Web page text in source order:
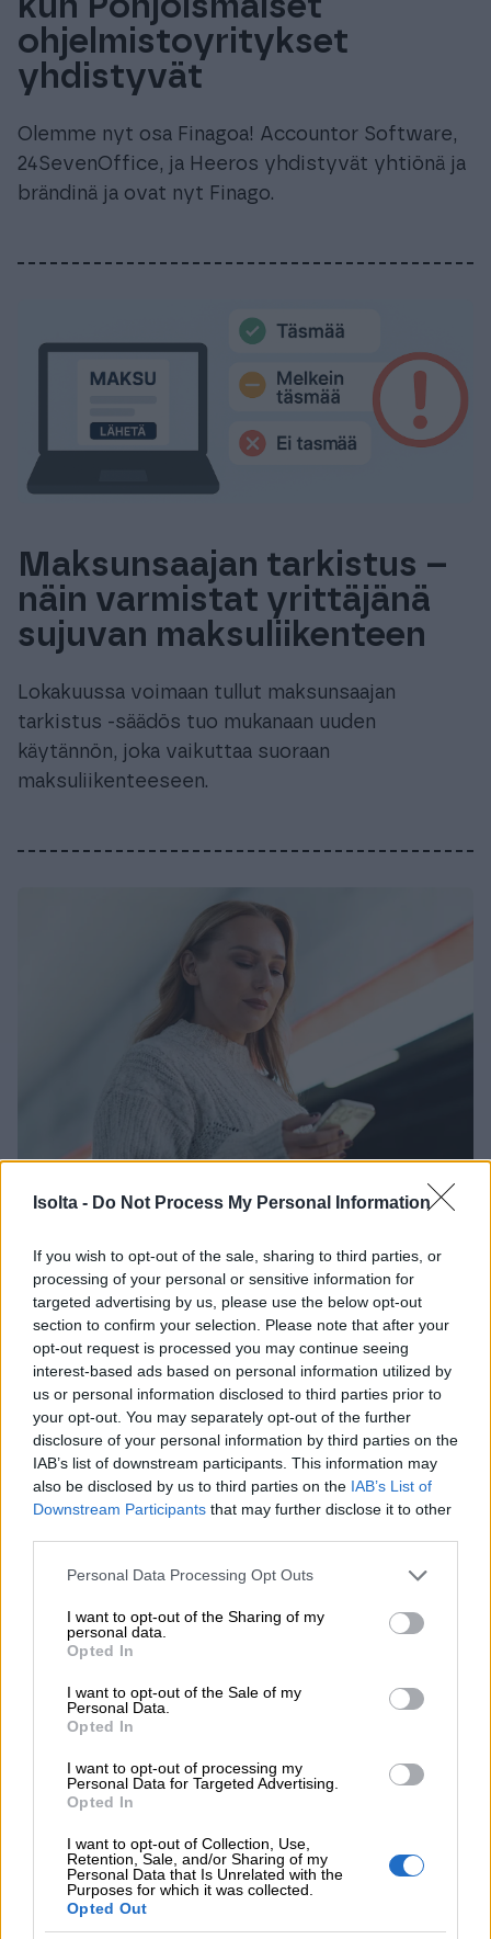
Isolta - Do Not Process My Personal Information
If you wish to opt-out of the sale, sharing to third parties, or
processing of your personal or sensitive information for
targeted advertising by us, please use the below opt-out
section to confirm your selection. Please note that after your
opt-out request is processed you may continue seeing
interest-based ads based on personal information utilized by
us or personal information disclosed to third parties prior to
your opt-out. You may separately opt-out of the further
disclosure of your personal information by third parties on the
IAB’s list of downstream participants. This information may
also be disclosed by us to third parties on the IAB’s List of
Downstream Participants that may further disclose it to other
Please note that this website/app uses one or more Google
not limited to your visit or usage behaviour. You may click to
grant or deny consent to Google and its third-party tags to
use your data for below specified purposes in below Google
consent section.
Personal Data Processing Opt Outs
I want to opt-out of the Sharing of my
personal data.
Opted In
I want to opt-out of the Sale of my
Personal Data.
Opted In
I want to opt-out of processing my
Personal Data for Targeted Advertising.
Opted In
I want to opt-out of Collection, Use,
Retention, Sale, and/or Sharing of my
Personal Data that Is Unrelated with the
Purposes for which it was collected.
Opted Out
ohjelmistoyritykset
yhdistyvät
Olemme nyt osa Finagoa! Accountor Software,
24SevenOffice, ja Heeros yhdistyvät yhtiönä ja
brändinä ja ovat nyt Finago.
Maksunsaajan tarkistus –
näin varmistat yrittäjänä
sujuvan maksuliikenteen
Lokakuussa voimaan tullut maksunsaajan
tarkistus -säädös tuo mukanaan uuden
käytännön, joka vaikuttaa suoraan
maksuliikenteeseen.
Tietoturva Finago
Isoltassa ja uusi
kyberturvallisuuslaki
Isoltallalle kyberturvallisuuslaki on tärkeää.
Seuraamme aktiivisesti lakiuudistuksia, muita
säännösmuutoksia sekä alan parhaita käytäntöjä.
Yhdessä kohti
vastuullisempaa